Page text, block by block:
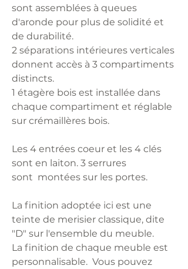
sont assemblées à queues
d'aronde pour plus de solidité et
de durabilité.
2 séparations intérieures verticales
donnent accès à 3 compartiments
distincts.
1 étagère bois est installée dans
chaque compartiment et réglable
sur crémaillères bois.
Les 4 entrées coeur et les 4 clés
sont en laiton. 3 serrures
sont montées sur les portes.
La finition adoptée ici est une
teinte de merisier classique, dite
"D" sur l'ensemble du meuble.
La finition de chaque meuble est
personnalisable. Vous pouvez